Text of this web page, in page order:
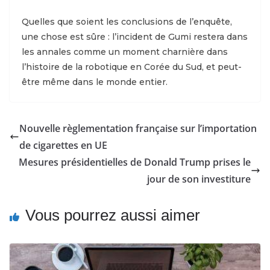
Quelles que soient les conclusions de l’enquête,
une chose est sûre : l’incident de Gumi restera dans
les annales comme un moment charnière dans
l’histoire de la robotique en Corée du Sud, et peut-
être même dans le monde entier.
Nouvelle règlementation française sur l’importation
de cigarettes en UE
Mesures présidentielles de Donald Trump prises le
jour de son investiture
Vous pourrez aussi aimer